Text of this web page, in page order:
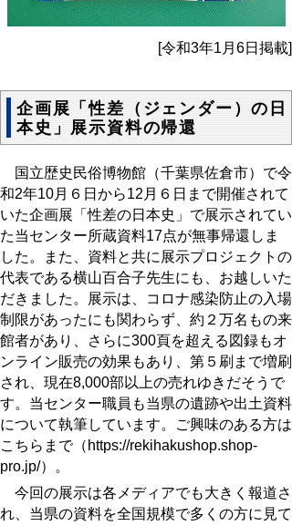
[令和3年1月6日掲載]
企画展「性差（ジェンダー）の日
本史」展示資料の帰還
国立歴史民俗博物館（千葉県佐倉市）で令
和2年10月６日から12月６日まで開催されて
いた企画展「性差の日本史」で展示されてい
た当センター所蔵資料17点が無事帰還しま
した。また、資料と共に展示プロジェクトの
代表である横山百合子先生にも、お越しいた
だきました。展示は、コロナ感染防止の入場
制限があったにも関わらず、約２万名もの来
館者があり、さらに300頁を超える図録もオ
ンライン販売の効果もあり、第５刷まで増刷
され、現在8,000部以上の売れゆきだそうで
す。当センター職員も当県の遺跡や出土資料
について執筆しています。ご興味のある方は
こちらまで（ https://rekihakushop.shop-
pro.jp/）。
今回の展示は各メディアでも大きく報道さ
れ、当県の資料を全国規模で多くの方に見て